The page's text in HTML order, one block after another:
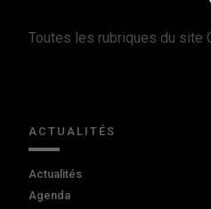
Toutes les rubriques du site
ACTUALITÉS
Actualités
Agenda